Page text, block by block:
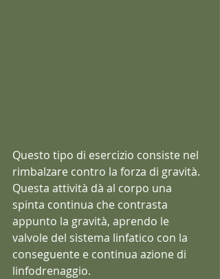
Questo tipo di esercizio consiste nel
rimbalzare contro la forza di gravità.
Questa attività dà al corpo una
spinta continua che contrasta
appunto la gravità, aprendo le
valvole del sistema linfatico con la
conseguente e continua azione di
linfodrenaggio.